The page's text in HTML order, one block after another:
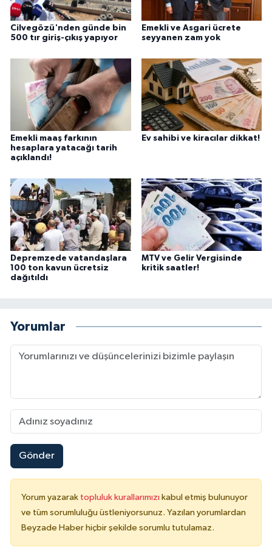
Cilvegözü'nden günde bin
500 tır giriş-çıkış yapıyor
Emekli ve Asgari ücrete
seyyanen zam yok
Emekli maaş farkının
hesaplara yatacağı tarih
açıklandı!
Ev sahibi ve kiracılar dikkat!
Depremzede vatandaşlara
100 ton kavun ücretsiz
dağıtıldı
MTV ve Gelir Vergisinde
kritik saatler!
Yorumlar
Gönder
Yorum yazarak topluluk kurallarımızı kabul etmiş bulunuyor
ve tüm sorumluluğu üstleniyorsunuz. Yazılan yorumlardan
Beyzade Haber hiçbir şekilde sorumlu tutulamaz.